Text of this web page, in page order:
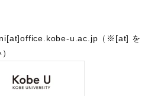
u.ac.jp（※[at] を